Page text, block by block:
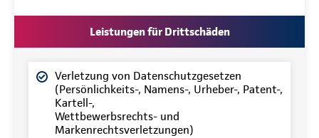
Leistungen für Drittschäden
Verletzung von Datenschutzgesetzen
(Persönlichkeits-, Namens-, Urheber-, Patent-,
Kartell-,
Wettbewerbsrechts- und
Markenrechtsverletzungen)